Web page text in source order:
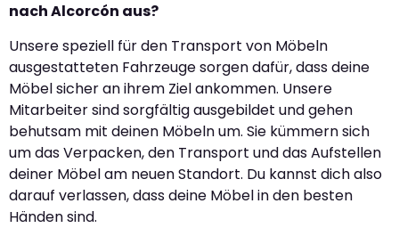
nach Alcorcón aus?
Unsere speziell für den Transport von Möbeln
ausgestatteten Fahrzeuge sorgen dafür, dass deine
Möbel sicher an ihrem Ziel ankommen. Unsere
Mitarbeiter sind sorgfältig ausgebildet und gehen
behutsam mit deinen Möbeln um. Sie kümmern sich
um das Verpacken, den Transport und das Aufstellen
deiner Möbel am neuen Standort. Du kannst dich also
darauf verlassen, dass deine Möbel in den besten
Händen sind.